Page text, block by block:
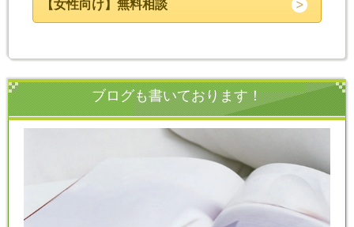
【女性向け】無料相談
ブログも書いております！